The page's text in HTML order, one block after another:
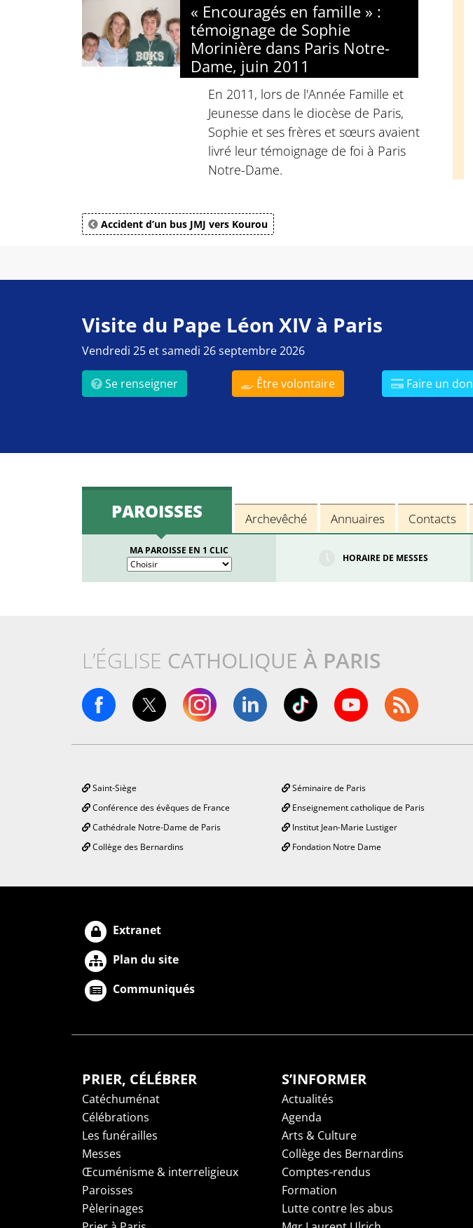
« Encouragés en famille » :
témoignage de Sophie
Morinière dans Paris Notre-
Dame, juin 2011
En 2011, lors de l'Année Famille et
Jeunesse dans le diocèse de Paris,
Sophie et ses frères et sœurs avaient
livré leur témoignage de foi à Paris
Notre-Dame.
Accident d’un bus JMJ vers Kourou
Visite du Pape Léon XIV à Paris
Vendredi 25 et samedi 26 septembre 2026
Se renseigner Être volontaire Faire un don
PAROISSES Archevêché Annuaires Contacts
MA PAROISSE EN 1 CLIC
HORAIRE DE MESSES
L’ÉGLISE CATHOLIQUE À PARIS
Saint-Siège
Conférence des évêques de France
Cathédrale Notre-Dame de Paris
Collège des Bernardins
Séminaire de Paris
Enseignement catholique de Paris
Institut Jean-Marie Lustiger
Fondation Notre Dame
Extranet
Plan du site
Communiqués
PRIER, CÉLÉBRER
Catéchuménat
Célébrations
Les funérailles
Messes
Œcuménisme & interreligieux
Paroisses
Pèlerinages
S’INFORMER
Actualités
Agenda
Arts & Culture
Collège des Bernardins
Comptes-rendus
Formation
Lutte contre les abus